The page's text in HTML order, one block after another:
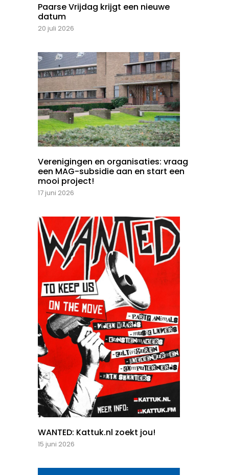
Paarse Vrijdag krijgt een nieuwe
datum
20 juli 2026
Verenigingen en organisaties: vraag
een MAG-subsidie aan en start een
mooi project!
17 juni 2026
WANTED: Kattuk.nl zoekt jou!
15 juni 2026